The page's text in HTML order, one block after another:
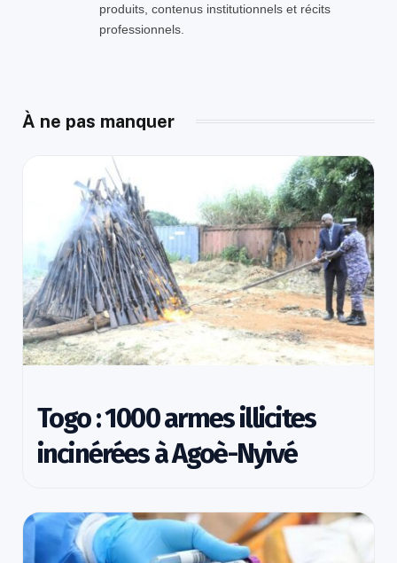
produits, contenus institutionnels et récits
professionnels.
À ne pas manquer
Togo : 1000 armes illicites
incinérées à Agoè-Nyivé